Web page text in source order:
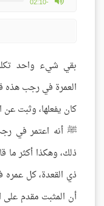
-02:10
بقي شيء واحد
العمرة في رجب هذه
كان يفعلها، وثبت
ﷺ أنه اعتمر في
ذلك، وهكذا أكثر ما
ذي القعدة، كل
أن المثبت مقدم